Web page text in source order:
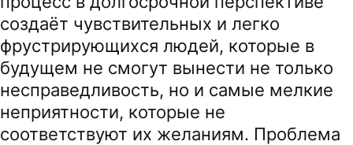
создаёт чувствительных и легко
фрустрирующихся людей, которые в
будущем не смогут вынести не только
несправедливость, но и самые мелкие
неприятности, которые не
соответствуют их желаниям. Проблема